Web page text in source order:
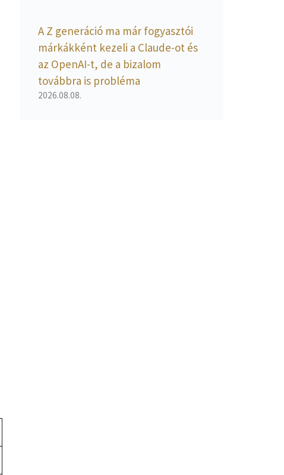
A Z generáció ma már fogyasztói
márkákként kezeli a Claude-ot és
az OpenAI-t, de a bizalom
továbbra is probléma
2026.08.08.